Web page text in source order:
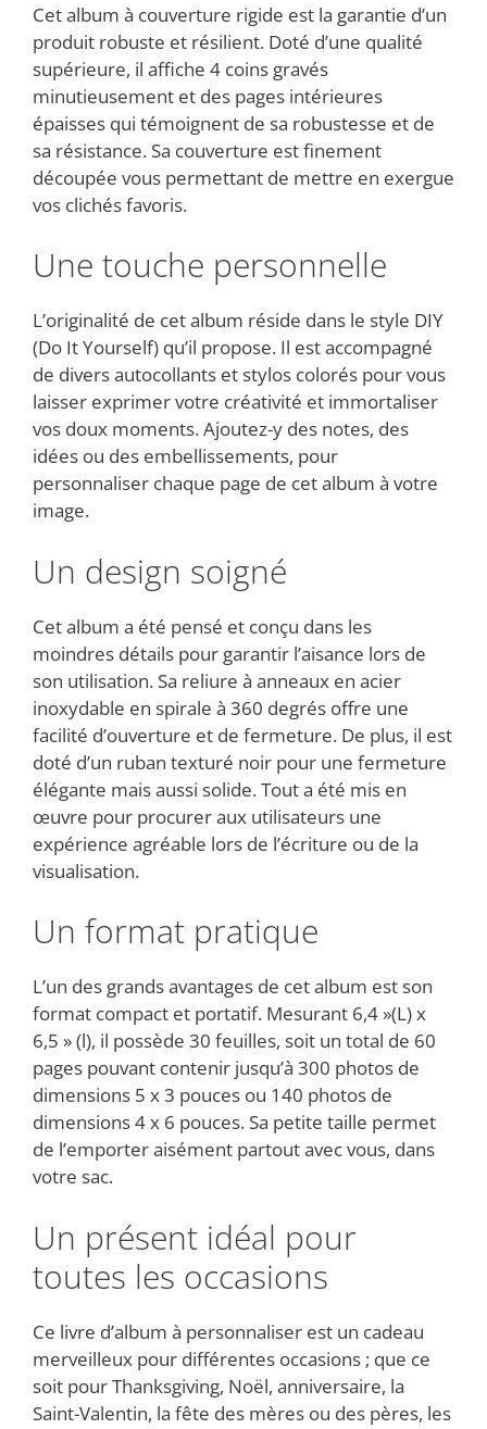
Cet album à couverture rigide est la garantie d’un
produit robuste et résilient. Doté d’une qualité
supérieure, il affiche 4 coins gravés
minutieusement et des pages intérieures
épaisses qui témoignent de sa robustesse et de
sa résistance. Sa couverture est finement
découpée vous permettant de mettre en exergue
vos clichés favoris.
Une touche personnelle
L’originalité de cet album réside dans le style DIY
(Do It Yourself) qu’il propose. Il est accompagné
de divers autocollants et stylos colorés pour vous
laisser exprimer votre créativité et immortaliser
vos doux moments. Ajoutez-y des notes, des
idées ou des embellissements, pour
personnaliser chaque page de cet album à votre
image.
Un design soigné
Cet album a été pensé et conçu dans les
moindres détails pour garantir l’aisance lors de
son utilisation. Sa reliure à anneaux en acier
inoxydable en spirale à 360 degrés offre une
facilité d’ouverture et de fermeture. De plus, il est
doté d’un ruban texturé noir pour une fermeture
élégante mais aussi solide. Tout a été mis en
œuvre pour procurer aux utilisateurs une
expérience agréable lors de l’écriture ou de la
visualisation.
Un format pratique
L’un des grands avantages de cet album est son
format compact et portatif. Mesurant 6,4 »(L) x
6,5 » (l), il possède 30 feuilles, soit un total de 60
pages pouvant contenir jusqu’à 300 photos de
dimensions 5 x 3 pouces ou 140 photos de
dimensions 4 x 6 pouces. Sa petite taille permet
de l’emporter aisément partout avec vous, dans
votre sac.
Un présent idéal pour
toutes les occasions
Ce livre d’album à personnaliser est un cadeau
merveilleux pour différentes occasions ; que ce
soit pour Thanksgiving, Noël, anniversaire, la
Saint-Valentin, la fête des mères ou des pères, les